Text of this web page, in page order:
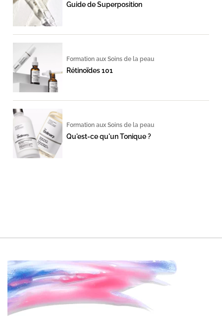
Guide de Superposition
Formation aux Soins de la peau
Rétinoïdes 101
Formation aux Soins de la peau
Qu'est-ce qu'un Tonique ?